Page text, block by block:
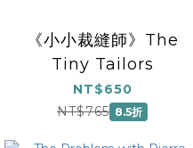
《小小裁縫師》The
Tiny Tailors
NT$650
NT$765 8.5折